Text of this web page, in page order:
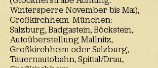
Wintersperre November bis Mai),
Großkirchheim. München:
Salzburg, Badgastein, Böckstein,
Autoüberstellung Mallnitz,
Großkirchheim oder Salzburg,
Tauernautobahn, Spittal/Drau,